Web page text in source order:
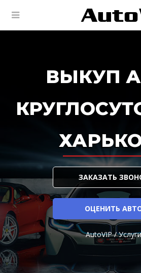
ВЫКУП
ЗАКАЗАТЬ
ОЦЕНИТЬ
AutoVIP/Услуги